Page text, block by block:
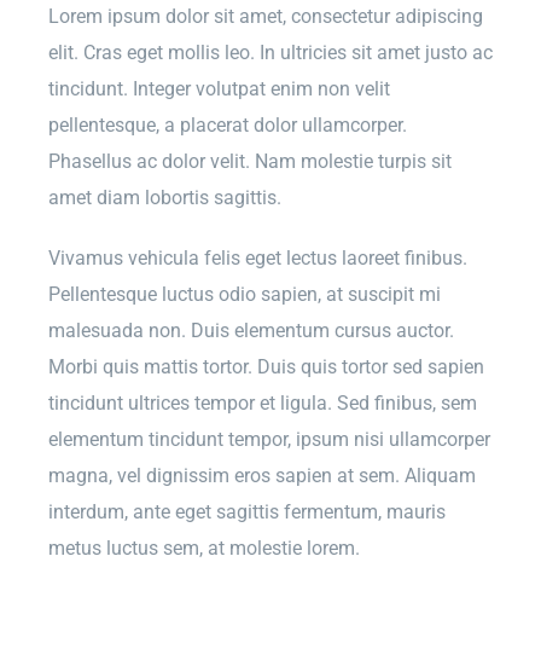
Lorem ipsum dolor sit amet, consectetur adipiscing
elit. Cras eget mollis leo. In ultricies sit amet justo ac
tincidunt. Integer volutpat enim non velit
pellentesque, a placerat dolor ullamcorper.
Phasellus ac dolor velit. Nam molestie turpis sit
amet diam lobortis sagittis.
Vivamus vehicula felis eget lectus laoreet finibus.
Pellentesque luctus odio sapien, at suscipit mi
malesuada non. Duis elementum cursus auctor.
Morbi quis mattis tortor. Duis quis tortor sed sapien
tincidunt ultrices tempor et ligula. Sed finibus, sem
elementum tincidunt tempor, ipsum nisi ullamcorper
magna, vel dignissim eros sapien at sem. Aliquam
interdum, ante eget sagittis fermentum, mauris
metus luctus sem, at molestie lorem.